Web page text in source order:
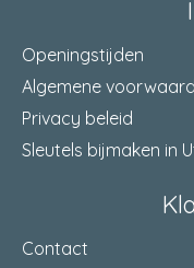
Openingstijden
Algemene
Privacy beleid
Sleutels bijmaken in
Contact